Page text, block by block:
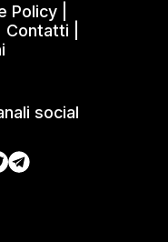
Policy
Contatti
social